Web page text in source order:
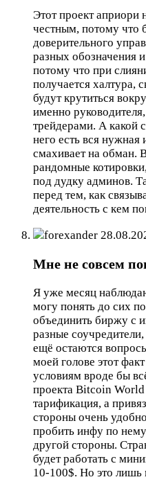
Этот проект
честным, потому что
доверительного
разных обозначения
потому что при
получается халтура,
будут крутиться
именно
трейдерами. А какой
него есть вся нужная
смахивает на обман.
рандомные
под дудку админов.
перед тем, как
деятельность с кем
forexander
Мне не совсем
Я уже месяц
могу понять до сих
объединить биржу с
разные
ещё остаются
моей голове этот
условиям вроде бы
проекта Bitcoin
тарификация, а
стороны очень
пробить инфу по нему
другой стороны.
будет работать с
10-100$. Но это